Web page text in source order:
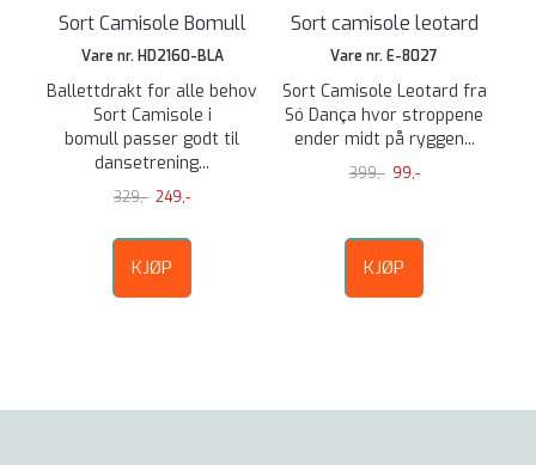
Sort Camisole Bomull
Vare nr. HD2160-BLA
Ballettdrakt for alle behov
Sort Camisole i
bomull passer godt til
dansetrening...
329,- 249,-
KJØP
Sort camisole leotard
Vare nr. E-8027
Sort Camisole Leotard fra
Só Dança hvor stroppene
ender midt på ryggen...
399,- 99,-
KJØP